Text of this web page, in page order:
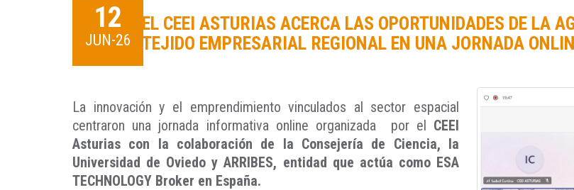
12
JUN-26
EL CEEI ASTURIAS ACERCA LAS OPORTUNIDADES DE LA
TEJIDO EMPRESARIAL REGIONAL EN UNA JORNADA
La innovación y el emprendimiento vinculados al sector espacial
centraron una jornada informativa online organizada por el CEEI
Asturias con la colaboración de la Consejería de Ciencia, la
Universidad de Oviedo y ARRIBES, entidad que actúa como ESA
TECHNOLOGY Broker en España.